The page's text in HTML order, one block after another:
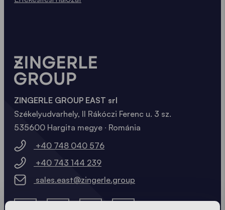
ZINGERLE GROUP EAST srl
Székelyudvarhely, II Rákóczi Ferenc u. 3 sz.
535600 Hargita megye ∙ Románia
+40 748 040 576
+40 743 144 239
sales.east@zingerle.group